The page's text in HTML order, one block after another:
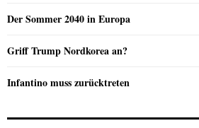
Der Sommer 2040 in Europa
Griff Trump Nordkorea an?
Infantino muss zurücktreten